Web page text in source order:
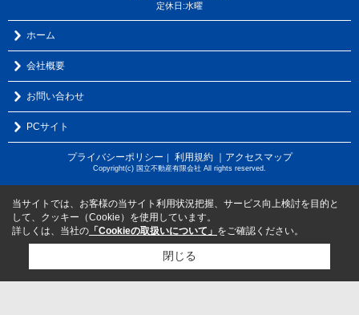
定休日:水曜
ホーム
会社概要
お問い合わせ
PCサイト
プライバシーポリシー 利用規約 ｜アクセスマップ
Copyright(c) 国立不動産有限会社 All rights reserved.
当サイトでは、お客様の当サイト利用状況把握、サービス向上検討を目的と
して、クッキー（Cookie）を使用しています。
詳しくは、当社の 「Cookieの取扱いについて」 をご確認ください。
閉じる